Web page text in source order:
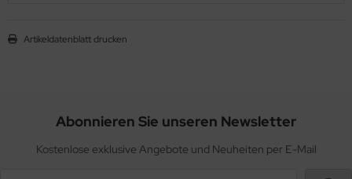
Artikeldatenblatt drucken
Abonnieren Sie unseren Newsletter
Kostenlose exklusive Angebote und Neuheiten per E-Mail